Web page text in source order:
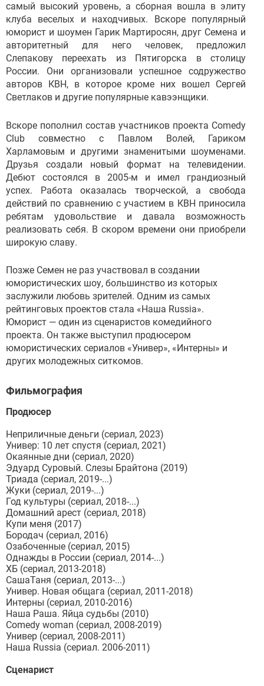
самый высокий уровень, а сборная вошла в элиту
клуба веселых и находчивых. Вскоре популярный
юморист и шоумен Гарик Мартиросян, друг Семена и
авторитетный для него человек, предложил
Слепакову переехать из Пятигорска в столицу
России. Они организовали успешное содружество
авторов КВН, в которое кроме них вошел Сергей
Светлаков и другие популярные кавээнщики.
Вскоре пополнил состав участников проекта Сomedy
Club совместно с Павлом Волей, Гариком
Харламовым и другими знаменитыми шоуменами.
Друзья создали новый формат на телевидении.
Дебют состоялся в 2005-м и имел грандиозный
успех. Работа оказалась творческой, а свобода
действий по сравнению с участием в КВН приносила
ребятам удовольствие и давала возможность
реализовать себя. В скором времени они приобрели
широкую славу.
Позже Семен не раз участвовал в создании
юмористических шоу, большинство из которых
заслужили любовь зрителей. Одним из самых
рейтинговых проектов стала «Наша Russia».
Юморист — один из сценаристов комедийного
проекта. Он также выступил продюсером
юмористических сериалов «Универ», «Интерны» и
других молодежных ситкомов.
Фильмография
Продюсер
Неприличные деньги (сериал, 2023)
Универ: 10 лет спустя (сериал, 2021)
Окаянные дни (сериал, 2020)
Эдуард Суровый. Слезы Брайтона (2019)
Триада (сериал, 2019-...)
Жуки (сериал, 2019-...)
Год культуры (сериал, 2018-...)
Домашний арест (сериал, 2018)
Купи меня (2017)
Бородач (сериал, 2016)
Озабоченные (сериал, 2015)
Однажды в России (сериал, 2014-...)
ХБ (сериал, 2013-2018)
СашаТаня (сериал, 2013-...)
Универ. Новая общага (сериал, 2011-2018)
Интерны (сериал, 2010-2016)
Наша Раша. Яйца судьбы (2010)
Comedy woman (сериал, 2008-2019)
Универ (сериал, 2008-2011)
Наша Russia (сериал. 2006-2011)
Сценарист